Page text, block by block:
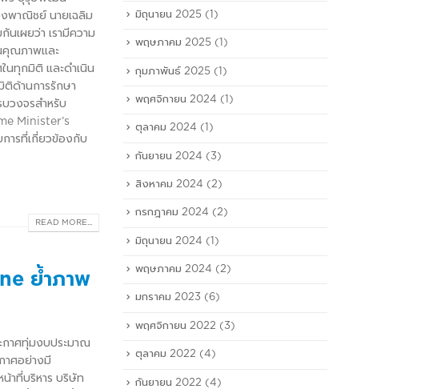
งพาณิชย์ นายเฉลิม
เผยว่า เรามีความ
คุณภาพและ
นทุกมิติ และดำเนิน
ติด้านการรักษา
วงจรสำหรับ
Minister’s
ารที่เกี่ยวข้องกับ
READ MORE...
ย้ำภาพ
กาศทุ่มงบประมาณ
าศอย่างมี
น้าที่บริหาร บริษัท
มิถุนายน 2025 (1)
พฤษภาคม 2025 (1)
กุมภาพันธ์ 2025 (1)
พฤศจิกายน 2024 (1)
ตุลาคม 2024 (1)
กันยายน 2024 (3)
สิงหาคม 2024 (2)
กรกฎาคม 2024 (2)
มิถุนายน 2024 (1)
พฤษภาคม 2024 (2)
มกราคม 2023 (6)
พฤศจิกายน 2022 (3)
ตุลาคม 2022 (4)
กันยายน 2022 (4)